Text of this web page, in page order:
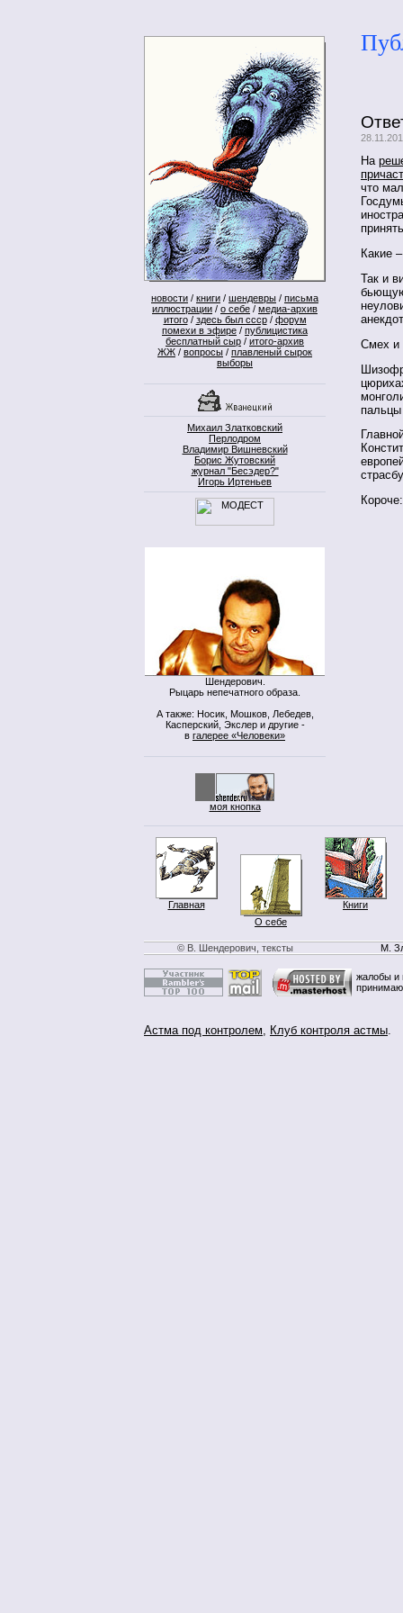
новости / книги / шендевры / письма
иллюстрации / о себе / медиа-архив
итого/ здесь был ссср/ форум
помехи в эфире / публицистика
бесплатный сыр / итого-архив
ЖЖ / вопросы / плавленый сырок
выборы
Михаил Златковский
Перлодром
Владимир Вишневский
Борис Жутовский
журнал "Бесэдер?"
Игорь Иртеньев
Шендерович.
Рыцарь непечатного образа.
А также: Носик, Мошков, Лебедев,
Касперский, Экслер и другие -
в галерее «Человеки»
моя кнопка
На
что
Какие
Так и
Смех и
Главная
О себе
Книги
© В. Шендерович, тексты М.
жалобы и
Астма под контролем, Клуб контроля астмы.